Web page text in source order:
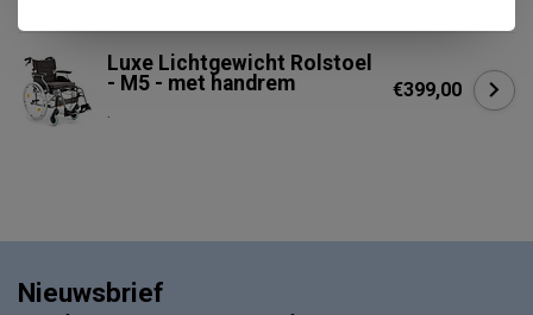
Luxe Lichtgewicht Rolstoel
- M5 - met handrem
.
€399,00
Nieuwsbrief